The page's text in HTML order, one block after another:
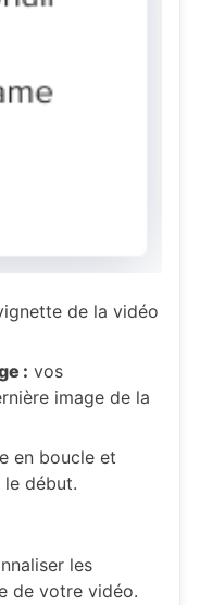
de la vidéo
: vos
image de la
en boucle et
début.
les
de votre vidéo.